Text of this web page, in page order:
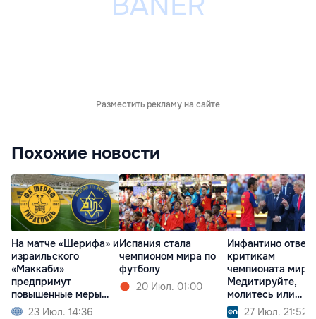
Разместить рекламу на сайте
Похожие новости
На матче «Шерифа» и
израильского
«Маккаби»
предпримут
повышенные меры
безопасности
23 Июл. 14:36
Испания стала
чемпионом мира по
футболу
20 Июл. 01:00
Инфантино
критикам
чемпионата мира:
Медитируйте,
молитесь или
смотрите футбол
27 Июл. 21:52